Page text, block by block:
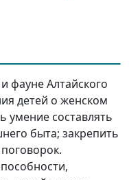
фауне Алтайского
детей о женском
умение составлять
быта; закрепить